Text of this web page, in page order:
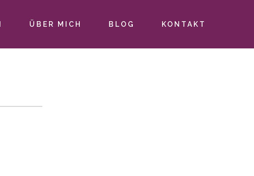
ÜBER MICH BLOG KONTAKT